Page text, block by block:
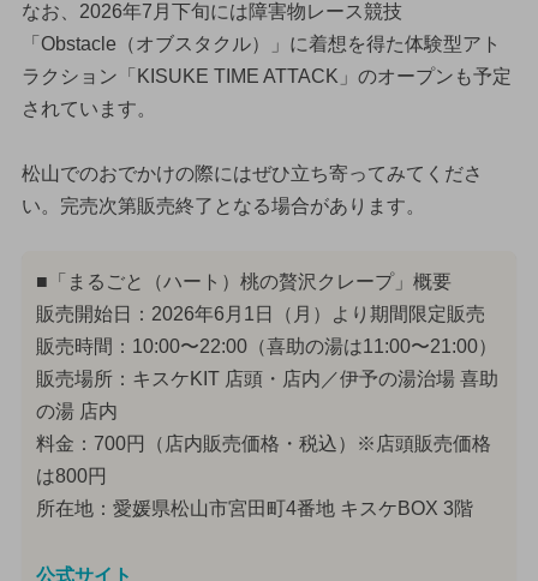
なお、2026年7月下旬には障害物レース競技
「Obstacle（オブスタクル）」に着想を得た体験型アト
ラクション「KISUKE TIME ATTACK」のオープンも予定
されています。
松山でのおでかけの際にはぜひ立ち寄ってみてくださ
い。完売次第販売終了となる場合があります。
■「まるごと（ハート）桃の贅沢クレープ」概要
販売開始日：2026年6月1日（月）より期間限定販売
販売時間：10:00〜22:00（喜助の湯は11:00〜21:00）
販売場所：キスケKIT 店頭・店内／伊予の湯治場 喜助
の湯 店内
料金：700円（店内販売価格・税込）※店頭販売価格
は800円
所在地：愛媛県松山市宮田町4番地 キスケBOX 3階
公式サイト